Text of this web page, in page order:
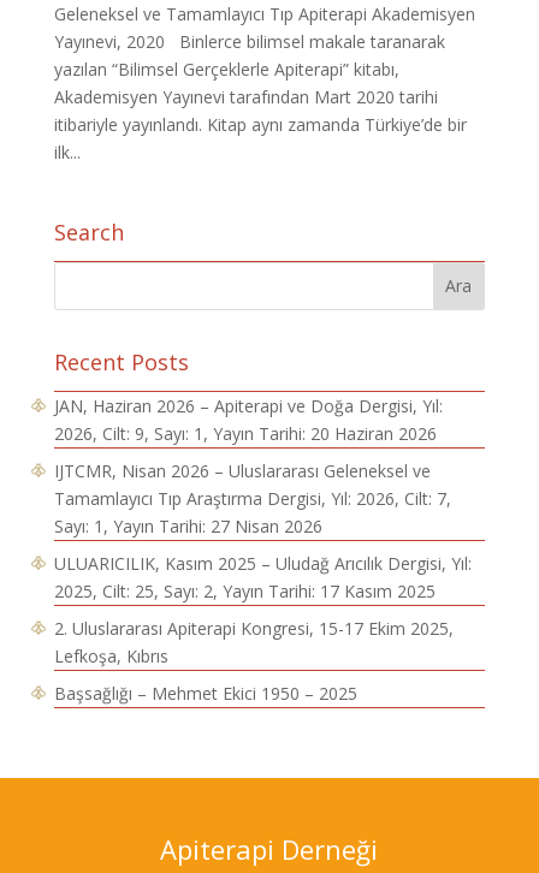
Geleneksel ve Tamamlayıcı Tıp Apiterapi Akademisyen
Yayınevi, 2020 Binlerce bilimsel makale taranarak
yazılan “Bilimsel Gerçeklerle Apiterapi” kitabı,
Akademisyen Yayınevi tarafından Mart 2020 tarihi
itibariyle yayınlandı. Kitap aynı zamanda Türkiye’de bir
ilk...
Search
Recent Posts
JAN, Haziran 2026 – Apiterapi ve Doğa Dergisi, Yıl:
2026, Cilt: 9, Sayı: 1, Yayın Tarihi: 20 Haziran 2026
IJTCMR, Nisan 2026 – Uluslararası Geleneksel ve
Tamamlayıcı Tıp Araştırma Dergisi, Yıl: 2026, Cilt: 7,
Sayı: 1, Yayın Tarihi: 27 Nisan 2026
ULUARICILIK, Kasım 2025 – Uludağ Arıcılık Dergisi, Yıl:
2025, Cilt: 25, Sayı: 2, Yayın Tarihi: 17 Kasım 2025
2. Uluslararası Apiterapi Kongresi, 15-17 Ekim 2025,
Lefkoşa, Kıbrıs
Başsağlığı – Mehmet Ekici 1950 – 2025
Apiterapi Derneği